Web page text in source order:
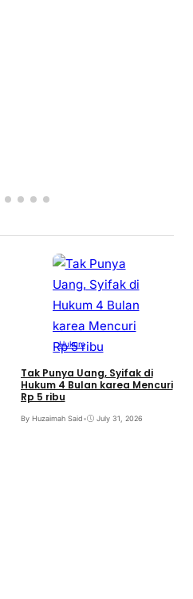
Hukum
Tak Punya Uang, Syifak di
Hukum 4 Bulan karea Mencuri
Rp 5 ribu
By Huzaimah Said• July 31, 2026